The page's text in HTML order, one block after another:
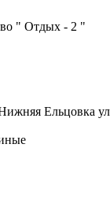
" Отдых - 2 "
Ельцовка